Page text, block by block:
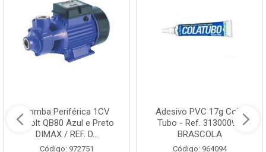
Bomba Periférica 1CV
Bivolt QB80 Azul e Preto
DIMAX / REF. D...
Código: 972751
Adesivo PVC 17g Cola
Tubo - Ref. 3130009 -
BRASCOLA
Código: 964094